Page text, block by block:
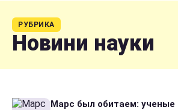
РУБРИКА
Новини науки
Марс был обитаем: ученые